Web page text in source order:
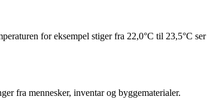
for eksempel stiger fra 22,0°C til 23,5°C ser
fra mennesker, inventar og byggematerialer.